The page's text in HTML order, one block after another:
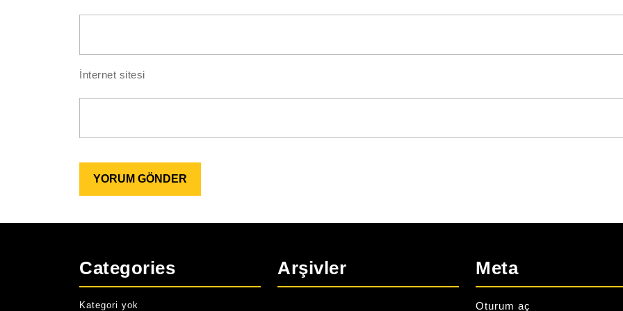
İnternet sitesi
Categories
Kategori yok
Arşivler Meta
Oturum aç